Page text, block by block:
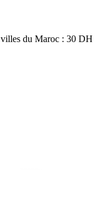
du Maroc : 30 DH